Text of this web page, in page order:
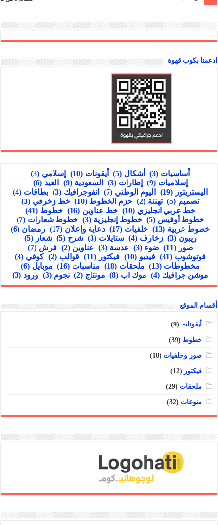
ادعمنا بكوب قهوة
أساسيات (3) أشكال (5) أيقونات (10) إسلامي (3)
إسلاميات (9) إطارات (3) السعودية (9) العيد (6)
اليستريتور (19) اليوم الوطني (7) انفوجرافيك (3) بطاقات (4)
تصميم (5) تهنئة (2) حزم الخطوط (10) خط زخرفي (3)
خط عربي انجليزي (10) خط عناوين (16) خطوط (41)
خطوط أوفيس (5) خطوط إنجليزية (3) خطوط شعارات (7)
خطوط عربية (13) خلفيات (17) دعاية وإعلان (17) رمضان (6)
ريبون (3) زخارف (4) ستايلات (3) شرح (5) شعار
(5)
صور
(11) ضوء (3) عدسة (3) عناوين (2) فرش (7)
فوتوشوب (31) فيديو (10) فيكتور (11) قوالب (2) كوفي (3)
مخطوطات (13) ملحقات (18) مناسبات (16) موبايل (6)
موشن جرافيك (4) موك اب (8) مونتاج (2) نجوم (3) ورود (3)
أقسام الموقع
أيقونات (9)
خطوط (39)
صور وخلفيات (18)
فيكتور (12)
ملحقات (29)
منوعات (32)